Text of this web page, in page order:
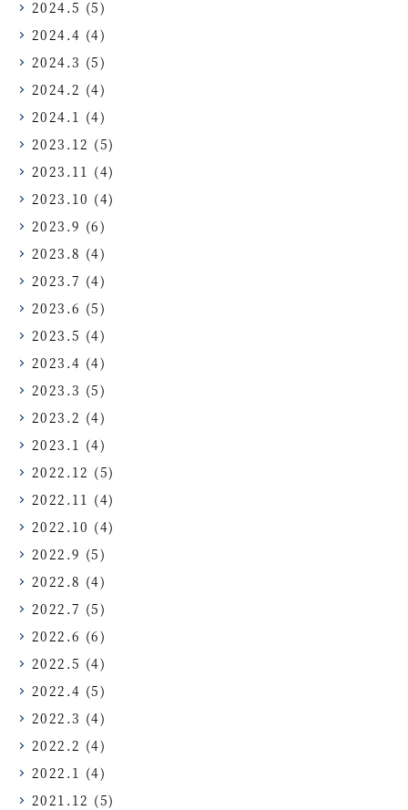
2024.5 (5)
2024.4 (4)
2024.3 (5)
2024.2 (4)
2024.1 (4)
2023.12 (5)
2023.11 (4)
2023.10 (4)
2023.9 (6)
2023.8 (4)
2023.7 (4)
2023.6 (5)
2023.5 (4)
2023.4 (4)
2023.3 (5)
2023.2 (4)
2023.1 (4)
2022.12 (5)
2022.11 (4)
2022.10 (4)
2022.9 (5)
2022.8 (4)
2022.7 (5)
2022.6 (6)
2022.5 (4)
2022.4 (5)
2022.3 (4)
2022.2 (4)
2022.1 (4)
2021.12 (5)